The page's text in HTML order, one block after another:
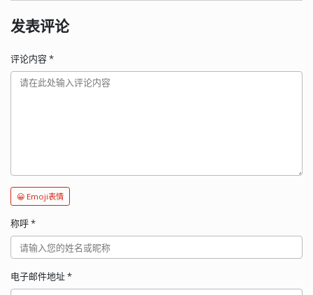
发表评论
评论内容*
😀 Emoji表情
称呼*
电子邮件地址*